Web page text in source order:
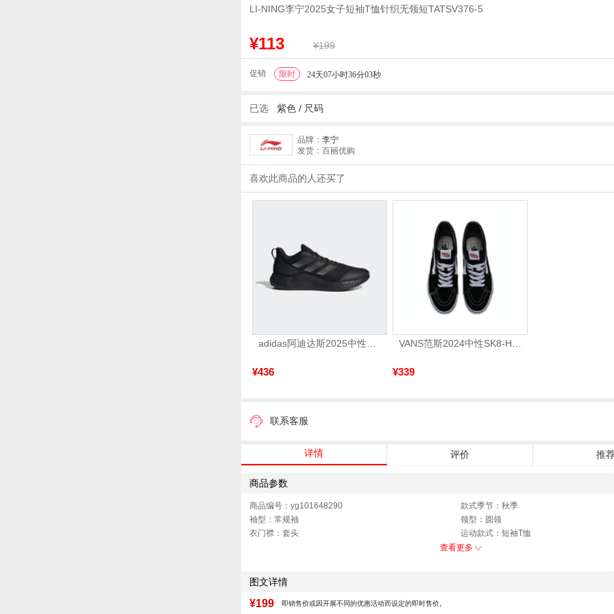
LI-NING李宁2025女子短袖T恤针织无领短TATSV376-5
¥113 ¥199
促销 限时 24天07小时36分02秒
已选 紫色 / 尺码
品牌： 李宁
发货：百丽优购
喜欢此商品的人还买了
adidas阿迪达斯2025中性edge gamedaySPW FTW-跑步GW2499
¥436
VANS范斯2024中性SK8-HiCL帆布鞋/硫化鞋VN000D5IB8C
¥339
联系客服
详情 评价 推
商品参数
商品编号：yg101648290
款式季节：秋季
袖型：常规袖
领型：圆领
衣门襟：套头
运动款式：短袖T恤
性别：女子
查看更多
图文详情
¥199 即销售价或因开展不同的优惠活动而设定的即时售价。